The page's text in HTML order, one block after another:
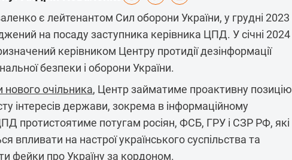
є лейтенантом Сил оборони України, у грудні 2023
на посаду заступника керівника ЦПД. У січні 2024
керівником Центру протидії дезінформації
безпеки і оборони України.
очільника, Центр займатиме проактивну позицію
інтересів держави, зокрема в інформаційному
протистоятиме потугам росіян, ФСБ, ГРУ і СЗР РФ, які
впливати на настрої українського суспільства та
фейки про Україну за кордоном.